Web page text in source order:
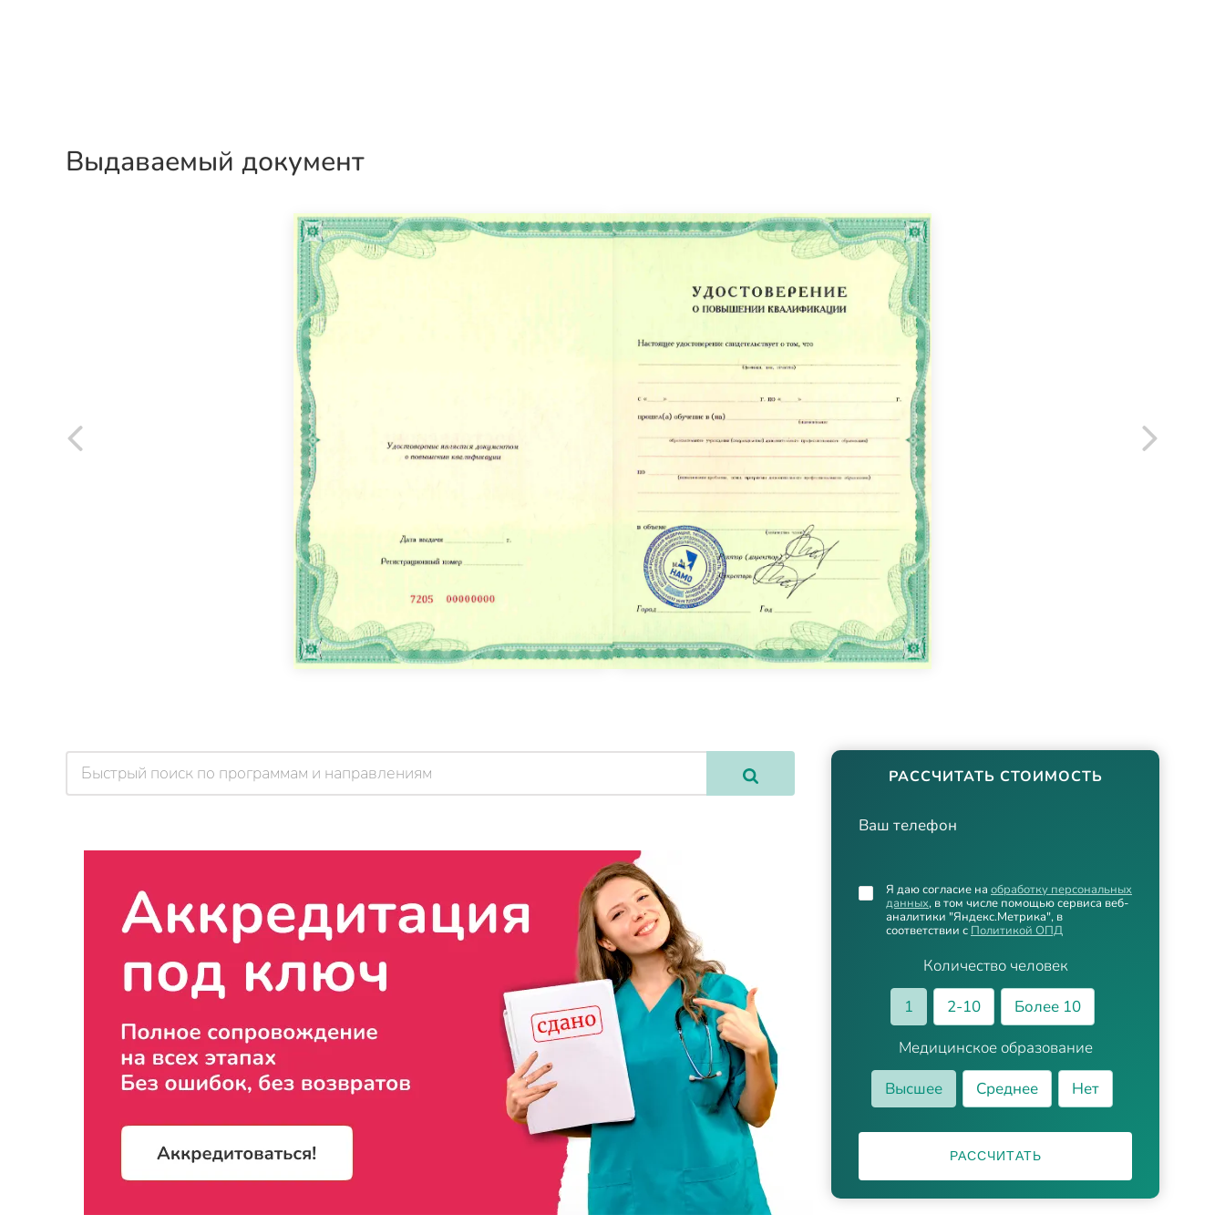
Выдаваемый документ
РАССЧИТАТЬ СТОИМОСТЬ
Ваш телефон
Количество человек
1
2-10
Более 10
Медицинское образование
Высшее
Среднее Нет
Я даю согласие на обработку персональных
данных, в том числе помощью сервиса веб-
аналитики "Яндекс.Метрика", в
соответствии с Политикой ОПД
РАССЧИТАТЬ